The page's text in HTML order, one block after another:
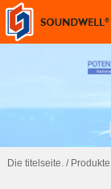
Ranzoomen.
elektrische
Switch.
Die titelseite./